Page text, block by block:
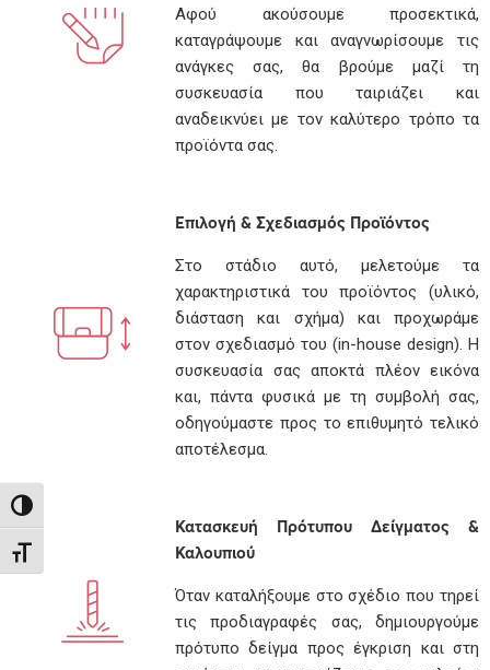
Εναλλαγή Υψηλής Αντίθεσης
Εναλλαγή Μεγέθους Γραμμάτων
Αφού ακούσουμε προσεκτικά,
καταγράψουμε και αναγνωρίσουμε τις
ανάγκες σας, θα βρούμε μαζί τη
συσκευασία που ταιριάζει και
αναδεικνύει με τον καλύτερο τρόπο τα
προϊόντα σας.
Επιλογή & Σχεδιασμός Προϊόντος
Στο στάδιο αυτό, μελετούμε τα
χαρακτηριστικά του προϊόντος (υλικό,
διάσταση και σχήμα) και προχωράμε
στον σχεδιασμό του (in-house design). Η
συσκευασία σας αποκτά πλέον εικόνα
και, πάντα φυσικά με τη συμβολή σας,
οδηγούμαστε προς το επιθυμητό τελικό
αποτέλεσμα.
Κατασκευή Πρότυπου Δείγματος &
Καλουπιού
Όταν καταλήξουμε στο σχέδιο που τηρεί
τις προδιαγραφές σας, δημιουργούμε
πρότυπο δείγμα προς έγκριση και στη